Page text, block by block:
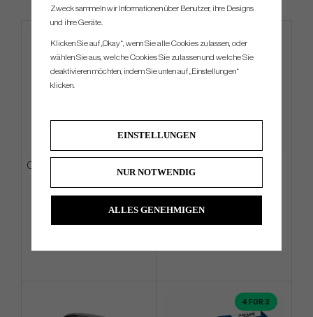
Cobra King TEC -25 - 6 irons (In
€1 071 €629
4 FOR 3
Zweck sammeln wir Informationen über Benutzer, ihre Designs
und ihre Geräte.
Klicken Sie auf „Okay“, wenn Sie alle Cookies zulassen, oder
wählen Sie aus, welche Cookies Sie zulassen und welche Sie
deaktivieren möchten, indem Sie unten auf „Einstellungen“
klicken.
EINSTELLUNGEN
NUR NOTWENDIG
ALLES GENEHMIGEN